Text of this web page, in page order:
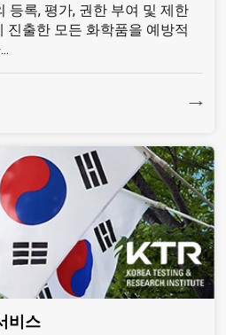
등록, 평가, 권한 부여 및 제한
진출한 모든 화학품을 예방적
비스